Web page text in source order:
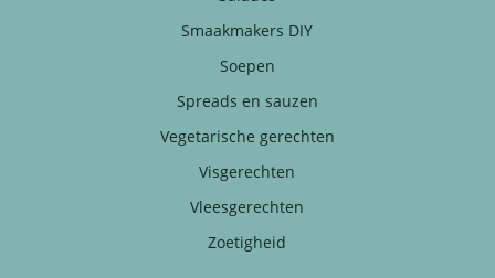
Smaakmakers DIY
Soepen
Spreads en sauzen
Vegetarische gerechten
Visgerechten
Vleesgerechten
Zoetigheid